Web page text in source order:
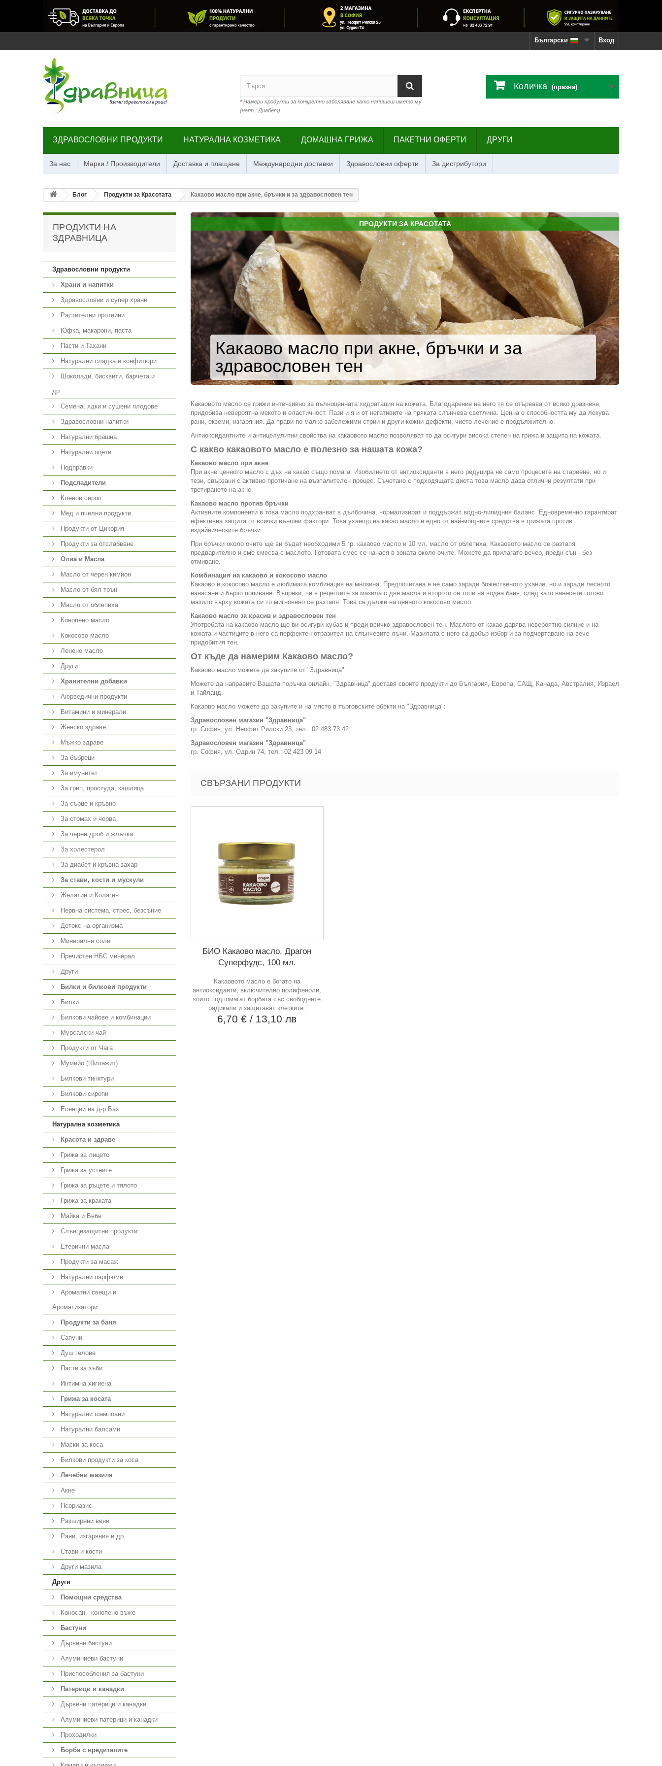
Вход
Български
*Намери продукти за конкретно заболяване като напишеш името му
(напр.: Диабет)
Количка (празна)
ЗДРАВОСЛОВНИ ПРОДУКТИ НАТУРАЛНА КОЗМЕТИКА ДОМАШНА ГРИЖА ПАКЕТНИ ОФЕРТИ ДРУГИ
За нас Марки / Производители Доставка и плащане Международни доставки Здравословни оферти За дистрибутори
Блог Продукти за Красотата Какаово масло при акне, бръчки и за здравословен тен
ПРОДУКТИ НА
ЗДРАВНИЦА
Здравословни продукти
Храни и напитки
Здравословни и супер храни
Растителни протеини
Юфка, макарони, паста
Пасти и Тахани
Натурални сладка и конфитюри
Шоколади, бисквити, барчета и
др.
Семена, ядки и сушени плодове
Здравословни напитки
Натурални брашна
Натурални оцети
Подправки
Подсладители
Кленов сироп
Мед и пчелни продукти
Продукти от Цикория
Продукти за отслабване
Олиа и Масла
Масло от черен кимион
Масло от бял трън
Масло от облепиха
Конопено масло
Кокосово масло
Ленено масло
Други
Хранителни добавки
Аюрведични продукти
Витамини и минерали
Женско здраве
Мъжко здраве
За бъбреци
За имунитет
За грип, простуда, кашлица
За сърце и кръвно
За стомах и черва
За черен дроб и жлъчка
За холестерол
За диабет и кръвна захар
За стави, кости и мускули
Желатин и Колаген
Нервна система, стрес, безсъние
Детокс на организма
Минерални соли
Пречистен НБС минерал
Други
Билки и билкови продукти
Билки
Билкови чайове и комбинации
Мурсалски чай
Продукти от Чага
Мумийо (Шилажит)
Билкови тинктури
Билкови сиропи
Есенции на д-р Бах
Натурална козметика
Красота и здраве
Грижа за лицето
Грижа за устните
Грижа за ръцете и тялото
Грижа за краката
Майка и Бебе
Слънцезащитни продукти
Етерични масла
Продукти за масаж
Натурални парфюми
Ароматни свещи и
Ароматизатори
Продукти за баня
Сапуни
Душ гелове
Пасти за зъби
Интимна хигиена
Грижа за косата
Натурални шампоани
Натурални балсами
Маски за коса
Билкови продукти за коса
Лечебни мазила
Акне
Псориазис
Разширени вени
Рани, изгаряния и др.
Стави и кости
Други мазила
Други
Помощни средства
Коносан - конопено въже
Бастуни
Дървени бастуни
Алуминиеви бастуни
Приспособления за бастуни
Патерици и канадки
Дървени патерици и канадки
Алуминиеви патерици и канадки
Проходилки
Борба с вредителите
Какаово масло при акне, бръчки и за
здравословен тен
ПРОДУКТИ ЗА КРАСОТАТА
Какаовото масло се грижи интензивно за пълноценната хидратация на кожата. Благодарение на него тя се отървава от всяко дразнене,
придобива невероятна мекото и еластичност. Пази и я и от негативите на пряката слънчева светлина. Ценна е способността му да лекува
рани, екземи, изгаряния. Да прави по-малко забележими стрии и други кожни дефекти, чието лечение е продължително.
Антиоксидантните и антицелулитни свойства на какаовото масло позволяват то да осигури висока степен на грижа и защита на кожата.
С какво какаовото масло е полезно за нашата кожа?
Какаово масло при акне
При акне ценното масло с дъх на какао също помага. Изобилието от антиоксиданти в него редуцира не само процесите на стареене, но и
тези, свързани с активно протичане на възпалителен процес. Съчетано с подходящата диета това масло дава отлични резултати при
третирането на акне.
Какаово масло против бръчки
Активните компоненти в това масло подхранват в дълбочина, нормализират и поддържат водно-липидния баланс. Едновременно гарантират
ефективна защита от всички външни фактори. Това ухаещо на какао масло е едно от най-мощните средства в грижата против
издайническите бръчки.
При бръчки около очите ще ви бъдат необходими 5 гр. какаово масло и 10 мл. масло от облепиха. Какаовото масло се разтапя
предварително и сме смесва с маслото. Готовата смес се нанася в зоната около очите. Можете да прилагате вечер, преди сън - без
отмиване.
Комбинация на какаово и кокосово масло
Какаово и кокосово масло е любимата комбинация на мнозина. Предпочитана е не само заради божественото ухание, но и заради лесното
нанасяне и бързо попиване. Въпреки, че в рецептите за мазила с две масла и второто се топи на водна баня, след като нанесете готово
мазило върху кожата си то мигновено се разтапя. Това се дължи на ценното кокосово масло.
Какаово масло за красив и здравословен тен
Употребата на какаово масло ще ви осигури хубав и преди всичко здравословен тен. Маслото от какао дарява невероятно сияние и на
кожата и частиците в него са перфектен отразител на слънчевите лъчи. Мазилата с него са добър избор и за подчертаване на вече
придобития тен.
От къде да намерим Какаово масло?
Какаово масло можете да закупите от "Здравница".
Можете да направите Вашата поръчка онлайн. "Здравница" доставя своите продукти до България, Европа, САЩ, Канада, Австралия, Израел
и Тайланд.
Какаово масло можете да закупите и на място в търговските обекти на "Здравница":
Здравословен магазин "Здравница"
гр. София, ул. Неофит Рилски 23, тел.: 02 483 73 42
Здравословен магазин "Здравница"
гр. София, ул. Одрин 74, тел.: 02 423 09 14
СВЪРЗАНИ ПРОДУКТИ
БИО Какаово масло, Драгон
Суперфудс, 100 мл.
Какаовото масло е богато на
антиоксиданти, включително полифеноли,
които подпомагат борбата със свободните
радикали и защитават клетките.
6,70 €/ 13,10 лв